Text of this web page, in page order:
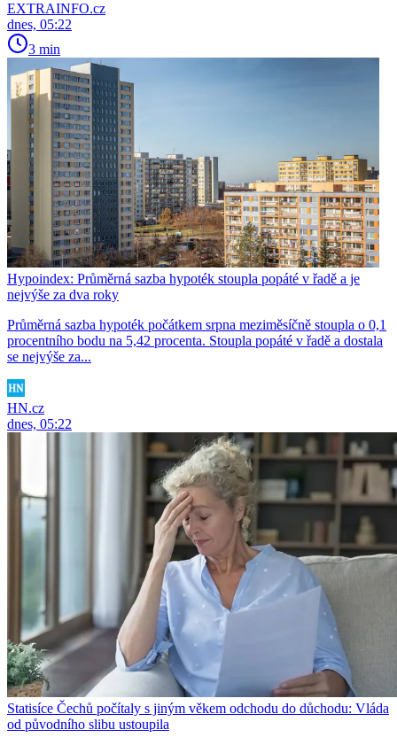
EXTRAINFO.cz
dnes, 05:22
3 min
Hypoindex: Průměrná sazba hypoték stoupla popáté v řadě a je
nejvýše za dva roky
Průměrná sazba hypoték počátkem srpna meziměsíčně stoupla o 0,1
procentního bodu na 5,42 procenta. Stoupla popáté v řadě a dostala
se nejvýše za...
HN.cz
dnes, 05:22
Statisíce Čechů počítaly s jiným věkem odchodu do důchodu: Vláda
od původního slibu ustoupila